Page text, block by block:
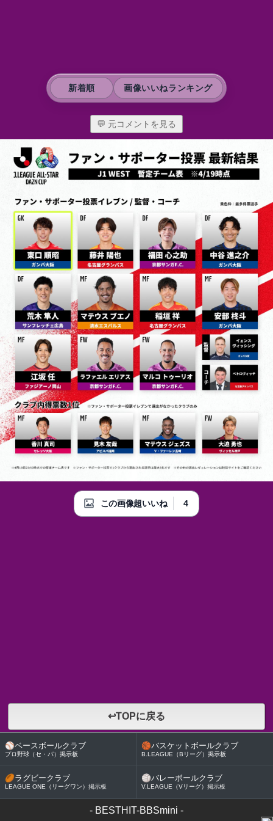
新着順 画像いいねランキング
💬 元コメントを見る
この画像超いいね 4
↩TOPに戻る
⚾ベースボールクラブ
プロ野球（セ・パ）掲示板
🏀バスケットボールクラブ
B.LEAGUE（Bリーグ）掲示板
🏉ラグビークラブ
LEAGUE ONE（リーグワン）掲示板
🏐バレーボールクラブ
V.LEAGUE（Vリーグ）掲示板
- BESTHIT-BBSmini -